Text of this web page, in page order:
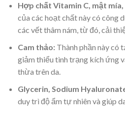
Hợp chất Vitamin C, mật mía,
của các hoạt chất này có công
các vết thâm nám, từ đó, cải
Cam thảo: Thành phần này có
giảm thiểu tình trạng kích ứng
thừa trên da.
Glycerin, Sodium
duy trì độ ẩm tự nhiên và giúp